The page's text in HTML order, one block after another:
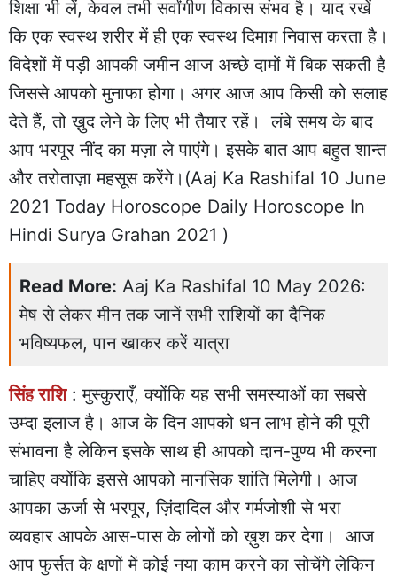
शिक्षा भी लें, केवल तभी सर्वांगीण विकास संभव है। याद रखें
कि एक स्वस्थ शरीर में ही एक स्वस्थ दिमाग़ निवास करता है।
विदेशों में पड़ी आपकी जमीन आज अच्छे दामों में बिक सकती है
जिससे आपको मुनाफा होगा। अगर आज आप किसी को सलाह
देते हैं, तो ख़ुद लेने के लिए भी तैयार रहें। लंबे समय के बाद
आप भरपूर नींद का मज़ा ले पाएंगे। इसके बात आप बहुत शान्त
और तरोताज़ा महसूस करेंगे।(Aaj Ka Rashifal 10 June
2021 Today Horoscope Daily Horoscope In
Hindi Surya Grahan 2021 )
Read More: Aaj Ka Rashifal 10 May 2026:
मेष से लेकर मीन तक जानें सभी राशियों का दैनिक
भविष्यफल, पान खाकर करें यात्रा
सिंह राशि: मुस्कुराएँ, क्योंकि यह सभी समस्याओं का सबसे
उम्दा इलाज है। आज के दिन आपको धन लाभ होने की पूरी
संभावना है लेकिन इसके साथ ही आपको दान-पुण्य भी करना
चाहिए क्योंकि इससे आपको मानसिक शांति मिलेगी। आज
आपका ऊर्जा से भरपूर, ज़िंदादिल और गर्मजोशी से भरा
व्यवहार आपके आस-पास के लोगों को ख़ुश कर देगा। आज
आप फुर्सत के क्षणों में कोई नया काम करने का सोचेंगे लेकिन